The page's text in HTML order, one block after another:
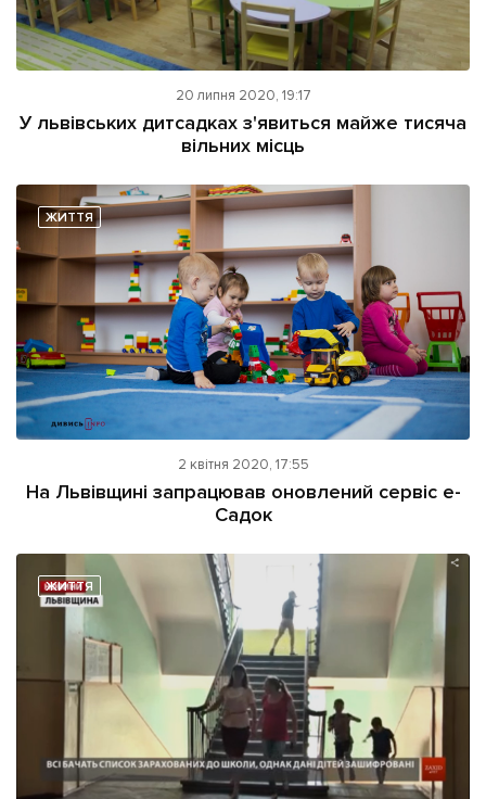
20 липня 2020, 19:17
У львівських дитсадках з'явиться майже тисяча
вільних місць
ЖИТТЯ
2 квітня 2020, 17:55
На Львівщині запрацював оновлений сервіс е-
Садок
ЖИТТЯ